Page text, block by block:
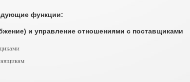
функции:
и управление отношениями с поставщиками